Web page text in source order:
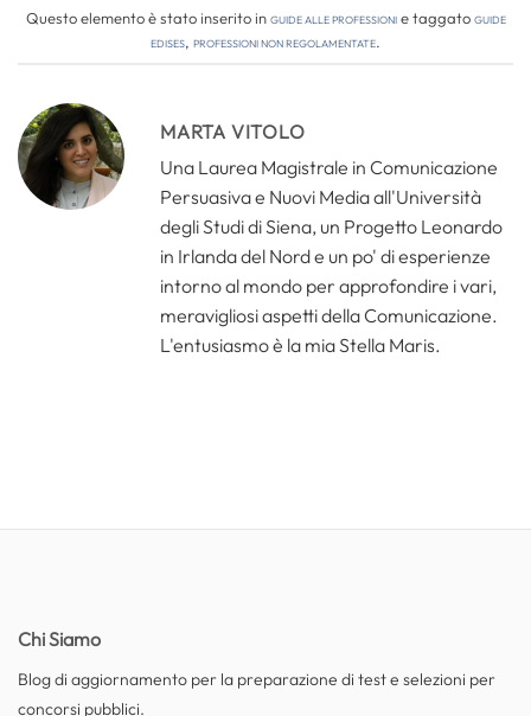
Questo elemento è stato inserito inGuide alle professionie taggatoguide
edises, professioni non regolamentate.
MARTA VITOLO
Una Laurea Magistrale in Comunicazione
Persuasiva e Nuovi Media all'Università
degli Studi di Siena, un Progetto Leonardo
in Irlanda del Nord e un po' di esperienze
intorno al mondo per approfondire i vari,
meravigliosi aspetti della Comunicazione.
L'entusiasmo è la mia Stella Maris.
Chi Siamo
Blog di aggiornamento per la preparazione di test e selezioni per
concorsi pubblici.